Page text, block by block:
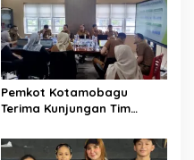
Pemkot Kotamobagu
Terima Kunjungan Tim